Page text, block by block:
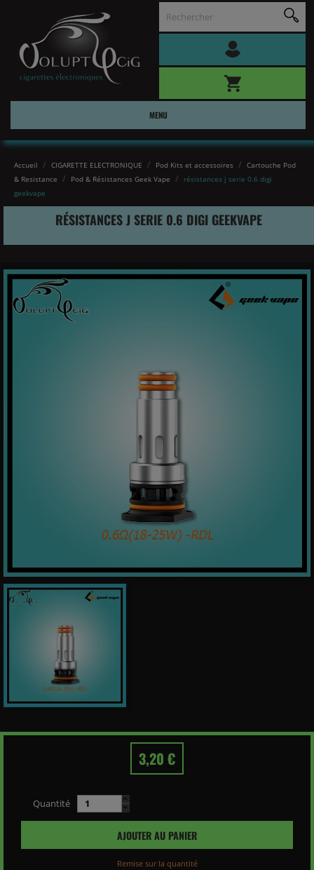
MENU
Accueil CIGARETTE ELECTRONIQUE Pod Kits et accessoires
Cartouche Pod
& Resistance
Pod & Résistances Geek Vape
résistances j serie 0.6 digi
geekvape
RÉSISTANCES J SERIE 0.6 DIGI GEEKVAPE
3,20 €
Quantité
AJOUTER AU PANIER
Remise sur la quantité